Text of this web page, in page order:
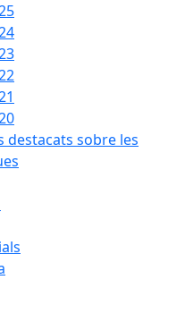
destacats sobre les